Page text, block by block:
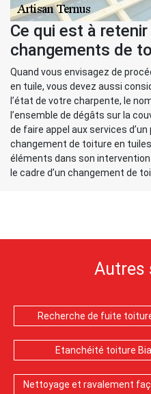
Ce qui est à
changements de
Quand vous envisagez de
en tuile, vous devez aussi
l’état de votre charpente, le
l’ensemble de dégâts sur la
de faire appel aux services
changement de toiture en
éléments dans son
le cadre d’un changement de
Autres
Recherche de fuite
Etanchéité toiture
Nettoyage et ravalement